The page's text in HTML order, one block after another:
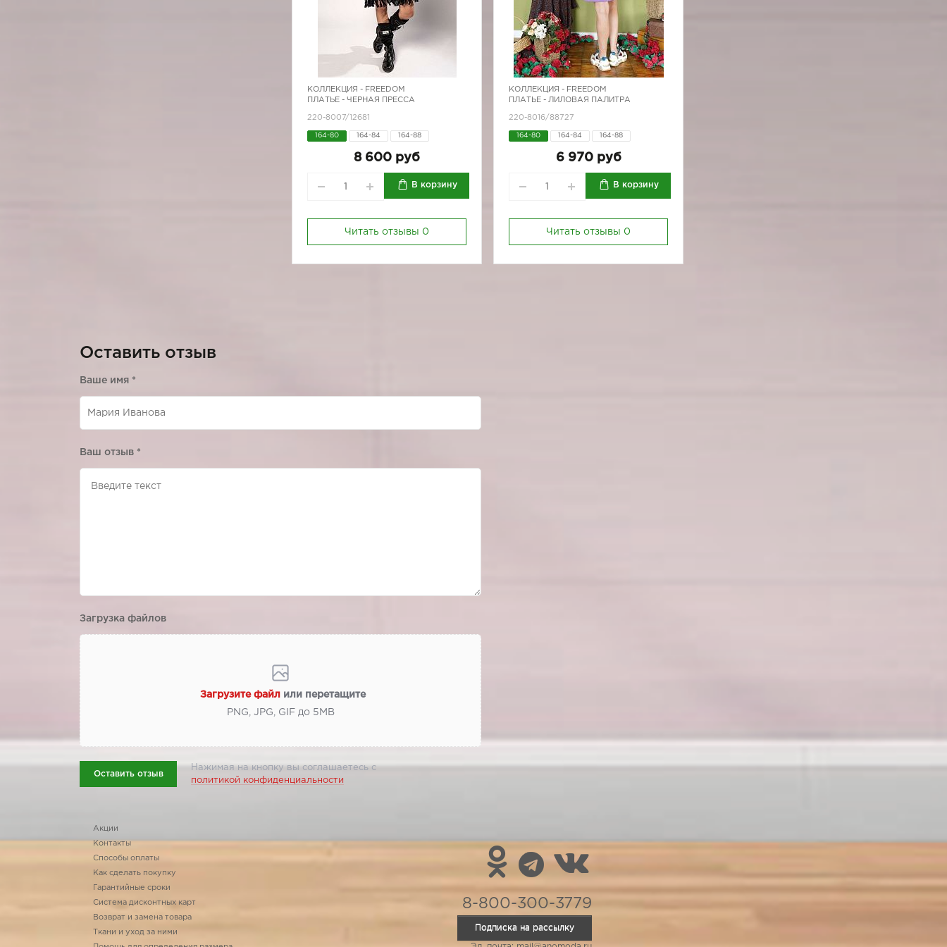
КОЛЛЕКЦИЯ - FREEDOM
ПЛАТЬЕ - ЧЕРНАЯ ПРЕССА
220-8007/12681
164-80 164-84 164-88
8 600 руб
В корзину
Читать отзывы 0
КОЛЛЕКЦИЯ - FREEDOM
ПЛАТЬЕ - ЛИЛОВАЯ ПАЛИТРА
220-8016/88727
164-80 164-84 164-88
6 970 руб
В корзину
Читать отзывы 0
Оставить отзыв
Ваше имя *
Ваш отзыв *
Загрузка файлов
Загрузите файл или перетащите
PNG, JPG, GIF до 5МВ
Оставить отзыв
Нажимая на кнопку вы соглашаетесь с
политикой конфиденциальности
Акции
Контакты
Способы оплаты
Как сделать покупку
Гарантийные сроки
Система дисконтных карт
Возврат и замена товара
Ткани и уход за ними
8-800-300-3779
Подписка на рассылку